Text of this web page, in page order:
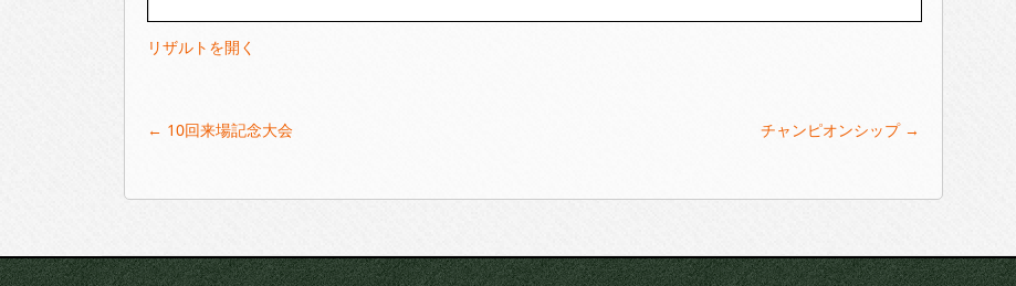
リザルトを開く
Post
navigation
← 10回来場記念大会 チャンピオンシップ →